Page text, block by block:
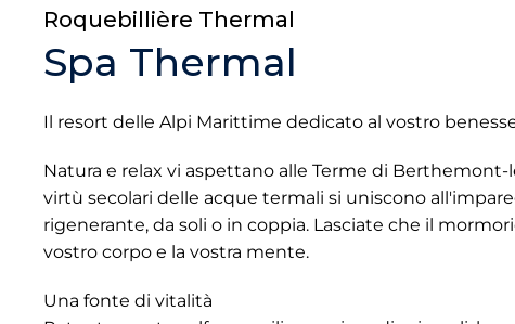
Roquebillière Thermal
Spa Thermal
Il resort delle Alpi Marittime dedicato al vostro
Natura e relax vi aspettano alle Terme di Berthemont-
virtù secolari delle acque termali si uniscono
rigenerante, da soli o in coppia. Lasciate che il
vostro corpo e la vostra mente.
Una fonte di vitalità